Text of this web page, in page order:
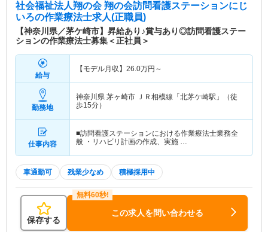
社会福祉法人翔の会 翔の会訪問看護ステーションにじ
いろの作業療法士求人(正職員)
【神奈川県／茅ケ崎市】昇給あり♪賞与あり◎訪問看護ステー
ションの作業療法士募集＜正社員＞
給与
【モデル月収】 26.0万円～
勤務地
神奈川県 茅ヶ崎市 ＪＲ相模線「北茅ケ崎駅」（徒
歩15分）
仕事内容
■訪問看護ステーションにおける作業療法士業務全
般 ・リハビリ計画の作成、実施 …
車通勤可 残業少なめ 積極採用中
保存する
この求人を問い合わせる